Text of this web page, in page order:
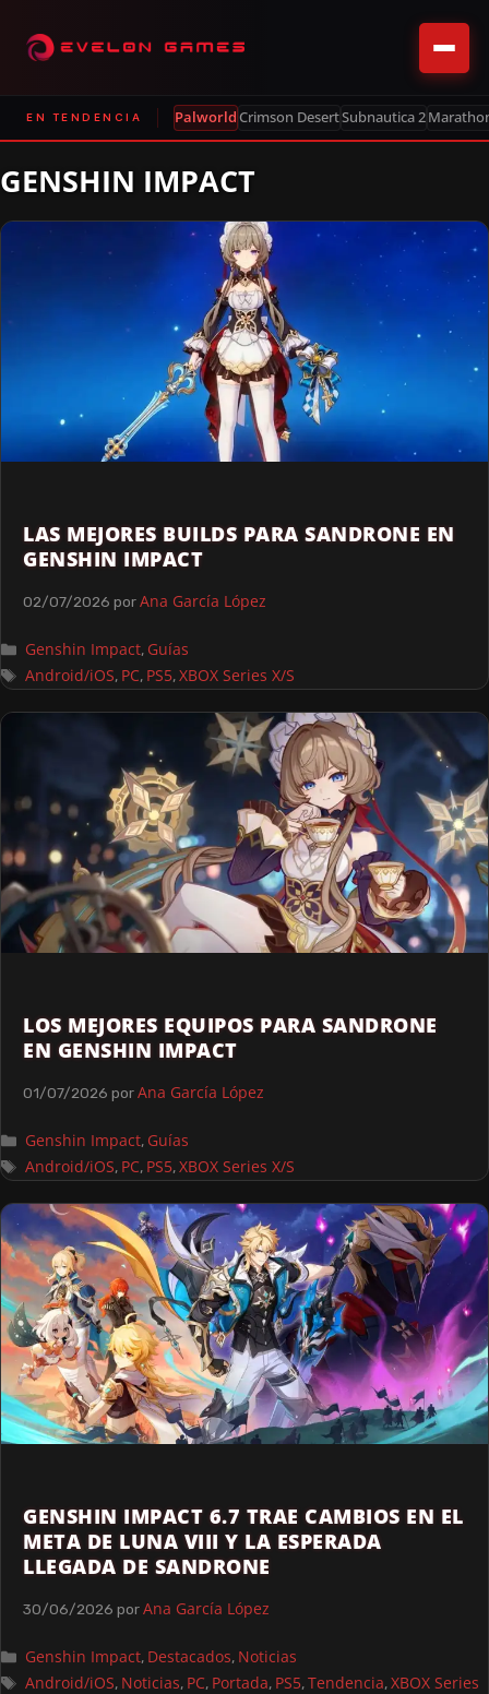
EN TENDENCIA PalworldCrimson DesertSubnautica 2
GENSHIN IMPACT
LAS MEJORES BUILDS PARA SANDRONE EN
GENSHIN IMPACT
02/07/2026 porAna García López
Genshin Impact, Guías
Android/iOS, PC, PS5,XBOX Series X/S
LOS MEJORES EQUIPOS PARA SANDRONE
EN GENSHIN IMPACT
01/07/2026 porAna García López
Genshin Impact, Guías
Android/iOS, PC, PS5,XBOX Series X/S
GENSHIN IMPACT 6.7 TRAE CAMBIOS EN EL
META DE LUNA VIII Y LA ESPERADA
LLEGADA DE SANDRONE
30/06/2026 porAna García López
Genshin Impact, Destacados, Noticias
Android/iOS, Noticias, PC, Portada, PS5,Tendencia,XBOX Series